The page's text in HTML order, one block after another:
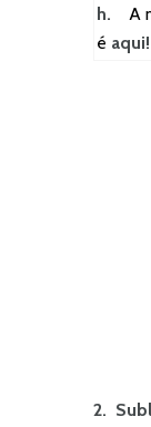
h. A
é aqui!
2.